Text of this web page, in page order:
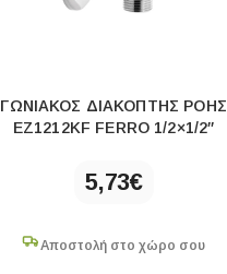
Πέτρα
ΓΩΝΙΑΚΌΣ ΔΙΑΚΌΠΤΗΣ ΡΟΉΣ
EZ1212KF FERRO 1/2×1/2″
5,73€
Αποστολή στο χώρο σου